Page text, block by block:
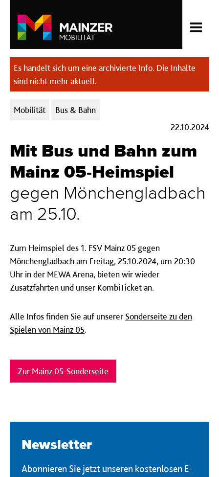
Es handelt sich um eine archivierte Info. Die Inhalte
sind nicht mehr aktuell.
Kategorien:
Mobilität
Bus & Bahn
22.10.2024
Mit Bus und Bahn zum
Mainz 05-Heimspiel
gegen Mönchengladbach
am 25.10.
Zum Heimspiel des 1. FSV Mainz 05 gegen
Mönchengladbach am Freitag, 25.10.2024, um 20:30
Uhr in der MEWA Arena, bieten wir wieder
Zusatzfahrten und unser KombiTicket an.
Alle Infos finden Sie auf unserer Sonderseite zu den
Spielen von Mainz 05.
Zur Mainz 05-Sonderseite
Newsletter
Abonnieren Sie jetzt unseren kostenlosen E-